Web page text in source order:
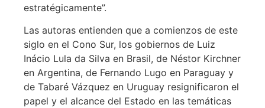
estratégicamente”.
Las autoras entienden que a comienzos de este
siglo en el Cono Sur, los gobiernos de Luiz
Inácio Lula da Silva en Brasil, de Néstor Kirchner
en Argentina, de Fernando Lugo en Paraguay y
de Tabaré Vázquez en Uruguay resignificaron el
papel y el alcance del Estado en las temáticas